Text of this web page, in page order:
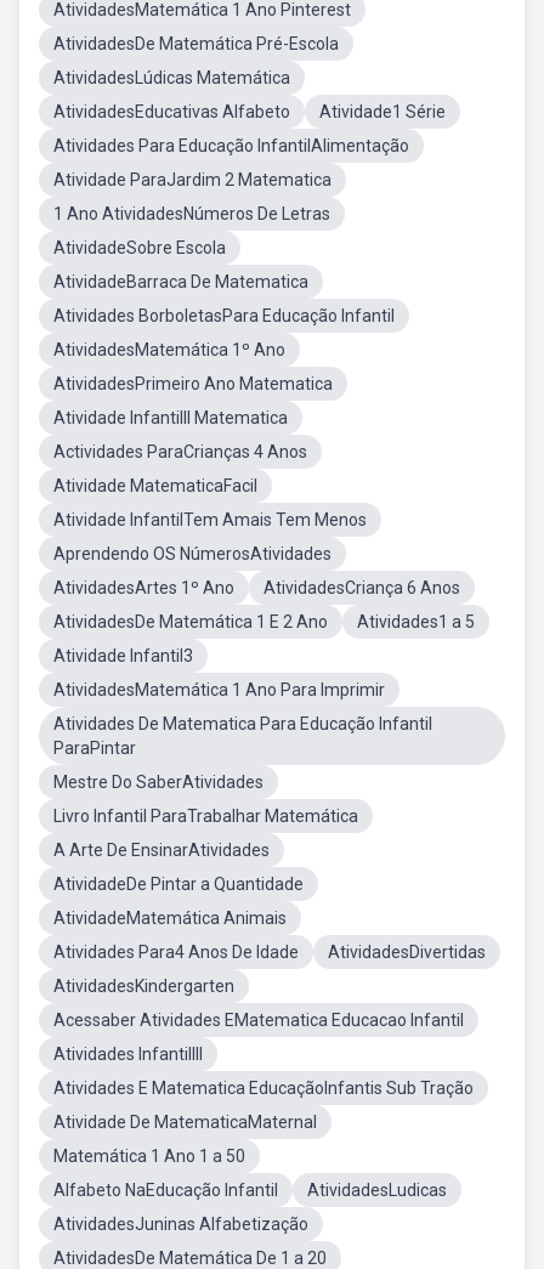
AtividadesMatemática 1 Ano Pinterest
AtividadesDe Matemática Pré-Escola
AtividadesLúdicas Matemática
AtividadesEducativas Alfabeto
Atividade1 Série
Atividades Para Educação InfantilAlimentação
Atividade ParaJardim 2 Matematica
1 Ano AtividadesNúmeros De Letras
AtividadeSobre Escola
AtividadeBarraca De Matematica
Atividades BorboletasPara Educação Infantil
AtividadesMatemática 1º Ano
AtividadesPrimeiro Ano Matematica
Atividade InfantilII Matematica
Actividades ParaCrianças 4 Anos
Atividade MatematicaFacil
Atividade InfantilTem Amais Tem Menos
Aprendendo OS NúmerosAtividades
AtividadesArtes 1º Ano
AtividadesCriança 6 Anos
AtividadesDe Matemática 1 E 2 Ano
Atividades1 a 5
Atividade Infantil3
AtividadesMatemática 1 Ano Para Imprimir
Atividades De Matematica Para Educação Infantil
ParaPintar
Mestre Do SaberAtividades
Livro Infantil ParaTrabalhar Matemática
A Arte De EnsinarAtividades
AtividadeDe Pintar a Quantidade
AtividadeMatemática Animais
Atividades Para4 Anos De Idade
AtividadesDivertidas
AtividadesKindergarten
Acessaber Atividades EMatematica Educacao Infantil
Atividades InfantilIII
Atividades E Matematica EducaçãoInfantis Sub Tração
Atividade De MatematicaMaternal
Matemática 1 Ano 1 a 50
Alfabeto NaEducação Infantil
AtividadesLudicas
AtividadesJuninas Alfabetização
AtividadesDe Matemática De 1 a 20